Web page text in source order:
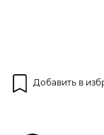
Добавить в